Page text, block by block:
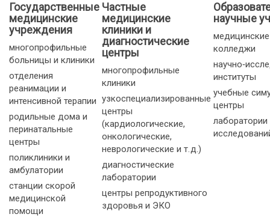
Государственные
медицинские
учреждения
многопрофильные
больницы и клиники
отделения
реанимации и
интенсивной терапии
родильные дома и
перинатальные
центры
поликлиники и
амбулатории
станции скорой
медицинской
помощи
Частные
медицинские
клиники и
диагностические
центры
многопрофильные
клиники
узкоспециализированные
центры
(кардиологические,
онкологические,
неврологические и т. д.)
диагностические
лаборатории
центры репродуктивного
здоровья и ЭКО
научные
колледжи
институты
учебные
центры
лаборатории